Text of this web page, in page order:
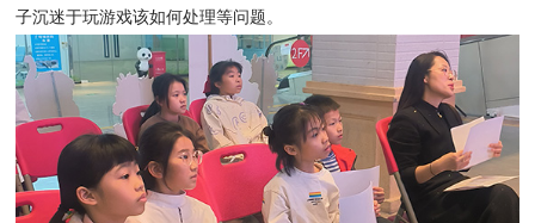
子沉迷于玩游戏该如何处理等问题。